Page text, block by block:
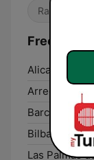
Radio
Alicante:
Arrecife:
Barcelona:
Bilbao:
89.2
Las Palmas